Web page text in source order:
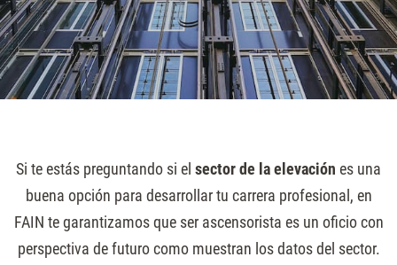
Si te estás preguntando si el sector de la elevación es una
buena opción para desarrollar tu carrera profesional, en
FAIN te garantizamos que ser ascensorista es un oficio con
perspectiva de futuro como muestran los datos del sector.